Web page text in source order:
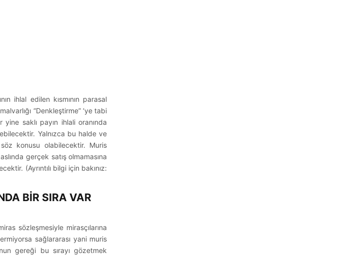
ihlal edilen kısmının parasal
“Denkleştirme” ‘ye tabi
yine saklı payın ihlali oranında
Yalnızca bu halde ve
konusu olabilecektir. Muris
gerçek satış olmamasına
(Ayrıntılı bilgi için bakınız:
BİR SIRA VAR
sözleşmesiyle mirasçılarına
sağlararası yani muris
gereği bu sırayı gözetmek